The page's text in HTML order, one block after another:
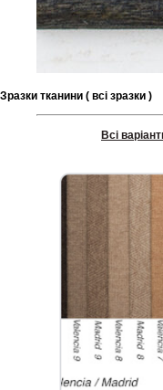
Зразки тканини ( всі зразки )
Всі
Tekstura
Заплануйте візит у